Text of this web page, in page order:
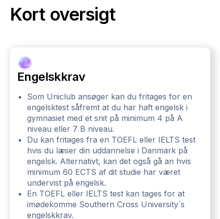
Kort oversigt
Engelskkrav
Som Uniclub ansøger kan du fritages for en
engelsktest såfremt at du har haft engelsk i
gymnasiet med et snit på minimum 4 på A
niveau eller 7 B niveau.
Du kan fritages fra en TOEFL eller IELTS test
hvis du læser din uddannelse i Danmark på
engelsk. Alternativt, kan det også gå an hvis
minimum 60 ECTS af dit studie har været
undervist på engelsk.
En TOEFL eller IELTS test kan tages for at
imødekomme Southern Cross University´s
engelskkrav.